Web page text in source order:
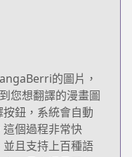
的圖片，
您想翻譯的漫畫圖
鈕，系統會自動
個過程非常快
且支持上百種語